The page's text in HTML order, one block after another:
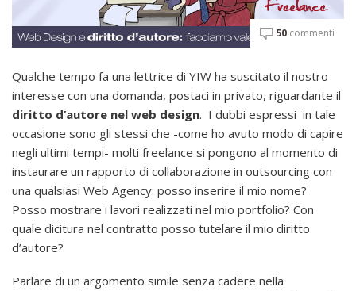
50 commenti
Qualche tempo fa una lettrice di YIW ha suscitato il nostro
interesse con una domanda, postaci in privato, riguardante il
diritto d’autore nel web design. I dubbi espressi in tale
occasione sono gli stessi che -come ho avuto modo di capire
negli ultimi tempi- molti freelance si pongono al momento di
instaurare un rapporto di collaborazione in outsourcing con
una qualsiasi Web Agency: posso inserire il mio nome?
Posso mostrare i lavori realizzati nel mio portfolio? Con
quale dicitura nel contratto posso tutelare il mio diritto
d’autore?
Parlare di un argomento simile senza cadere nella